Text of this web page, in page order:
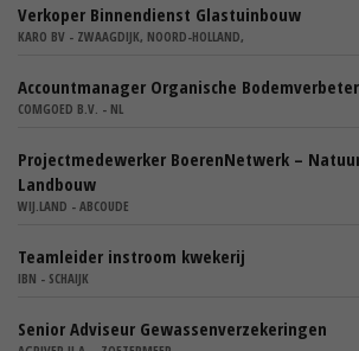
Verkoper Binnendienst Glastuinbouw
KARO BV - ZWAAGDIJK, NOORD-HOLLAND,
Accountmanager Organische
COMGOED B.V. - NL
Projectmedewerker BoerenNetwerk –
Landbouw
WIJ.LAND - ABCOUDE
Teamleider instroom kwekerij
IBN - SCHAIJK
Senior Adviseur Gewassenverzekeringen